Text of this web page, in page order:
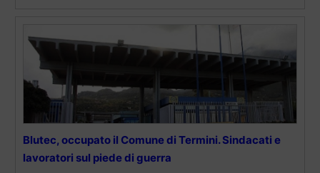
Blutec, occupato il Comune di Termini. Sindacati e
lavoratori sul piede di guerra